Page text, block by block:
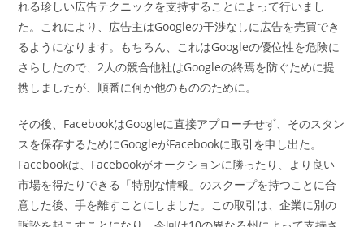
れる珍しい広告テクニックを支持することによって行いまし
た。これにより、広告主はGoogleの干渉なしに広告を売買でき
るようになります。もちろん、これはGoogleの優位性を危険に
さらしたので、2人の競合他社はGoogleの終焉を防ぐために提
携しましたが、順番に何か他のもののために。
その後、FacebookはGoogleに直接アプローチせず、そのスタン
スを保存するためにGoogleがFacebookに取引を申し出た。
Facebookは、Facebookがオークションに勝ったり、より良い
市場を得たりできる「特別な情報」のスクープを持つことに合
意した後、手を離すことにしました。この取引は、企業に別の